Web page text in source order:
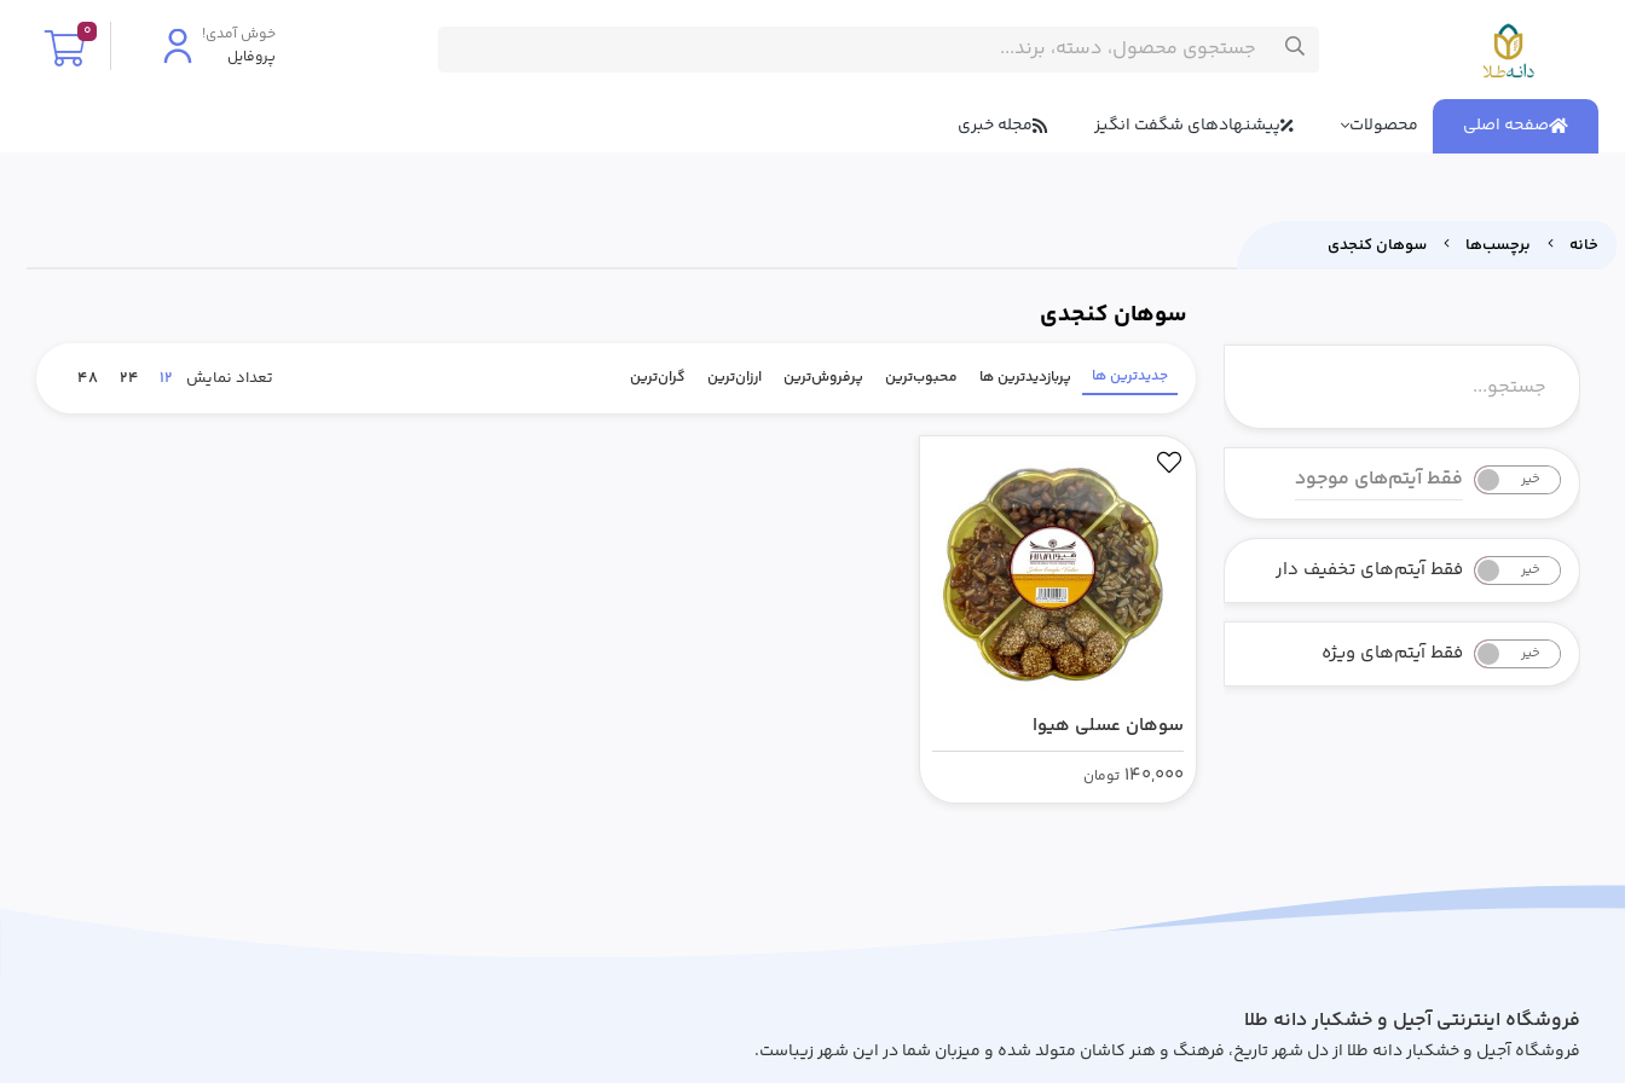
0
پروفایل
صفحه اصلی محصولات پیشنهادهای شگفت انگیز مجله خبری
خانه برچسب‌ها سوهان کنجدی
بله خیر فقط آیتم‌های موجود
بله خیر فقط آیتم‌های تخفیف دار
بله خیر فقط آیتم‌های ویژه
سوهان کنجدی
جدیدترین ها پربازدیدترین ها محبوب‌‌ترین پرفروش‌ترین ارزان‌ترین گران‌ترین تعداد نمایش 12
24
48
سوهان عسلی هیوا
140,000 تومان
فروشگاه اینترنتی آجیل و خشکبار دانه طلا
فروشگاه آجیل و خشکبار دانه طلا از دل شهر تاریخ، فرهنگ و هنر کاشان متولد شده و میزبان شما در این شهر زیباست.